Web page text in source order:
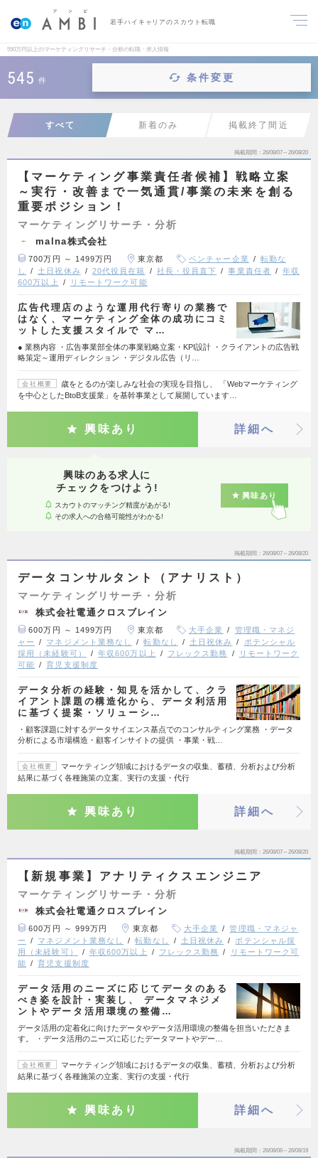
若手ハイキャリアのスカウト転職
550万円以上のマーケティングリサーチ・分析の転職・求人情報
545 件 条件変更
すべて 新着のみ 掲載終了間近
掲載期間 26/08/07～26/08/20
【マーケティング事業責任者候補】戦略立案
～実行・改善まで一気通貫/事業の未来を創る
重要ポジション！
マーケティングリサーチ・分析
malna株式会社
700万円 ～ 1499万円 東京都 ベンチャー企業
転勤な
し
土日祝休み 20代役員在籍 社長・役員直下 事業責任者
年収
600万以上
リモートワーク可能
広告代理店のような運用代行寄りの業務で
はなく、マーケティング全体の成功にコミ
ットした支援スタイルで マ…
● 業務内容 ・広告事業部全体の事業戦略立案・KPI設計 ・クライアントの広告戦
略策定～運用ディレクション ・デジタル広告（リ…
会社概要
歳をとるのが楽しみな社会の実現を目指し、 「Webマーケティング
を中心としたBtoB支援業」を基幹事業として展開しています…
興味あり 詳細へ
興味のある求人に
チェックをつけよう!
スカウトのマッチング精度があがる!
その求人への合格可能性がわかる!
興味あり
掲載期間 26/08/07～26/08/20
データコンサルタント（アナリスト）
マーケティングリサーチ・分析
株式会社電通クロスブレイン
600万円 ～ 1499万円 東京都 大手企業
管理職・マネジ
ャー
マネジメント業務なし 転勤なし 土日祝休み
ポテンシャル
採用（未経験可）
年収600万以上 フレックス勤務
リモートワーク
可能
育児支援制度
データ分析の経験・知見を活かして、クラ
イアント課題の構造化から、データ利活用
に基づく提案・ソリューシ…
・顧客課題に対するデータサイエンス基点でのコンサルティング業務 ・データ
分析による市場構造・顧客インサイトの提供 ・事業・戦…
会社概要
マーケティング領域におけるデータの収集、蓄積、分析および分析
結果に基づく各種施策の立案、実行の支援・代行
興味あり 詳細へ
掲載期間 26/08/07～26/08/20
【新規事業】アナリティクスエンジニア
マーケティングリサーチ・分析
株式会社電通クロスブレイン
600万円 ～ 999万円 東京都 大手企業
管理職・マネジャ
ー
マネジメント業務なし 転勤なし 土日祝休み
ポテンシャル採
用（未経験可）
年収600万以上 フレックス勤務
リモートワーク可
能
育児支援制度
データ活用のニーズに応じてデータのある
べき姿を設計・実装し、 データマネジメ
ントやデータ活用環境の整備…
データ活用の定着化に向けたデータやデータ活用環境の整備を担当いただきま
す。 ・データ活用のニーズに応じたデータマートやデー…
会社概要
マーケティング領域におけるデータの収集、蓄積、分析および分析
結果に基づく各種施策の立案、実行の支援・代行
興味あり 詳細へ
掲載期間 26/08/06～26/08/19